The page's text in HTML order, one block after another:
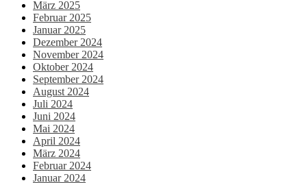
März 2025
Februar 2025
Januar 2025
Dezember 2024
November 2024
Oktober 2024
September 2024
August 2024
Juli 2024
Juni 2024
Mai 2024
April 2024
März 2024
Februar 2024
Januar 2024